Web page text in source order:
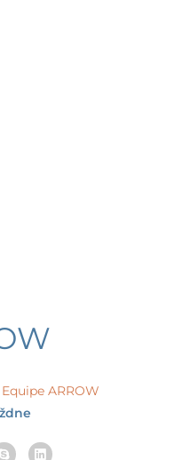
Equipe ARROW